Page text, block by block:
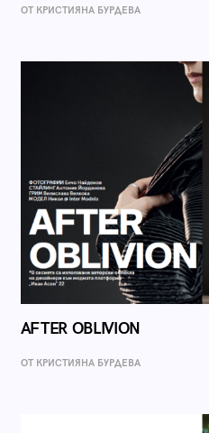
ОТ КРИСТИЯНА БУРДЕВА
AFTER OBLIVION
ОТ КРИСТИЯНА БУРДЕВА